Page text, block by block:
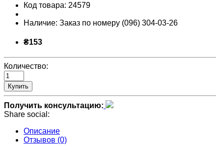
Код товара: 24579
Наличие: Заказ по номеру (096) 304-03-26
₴153
Количество:
Купить
Получить консультацию:
Share social:
Описание
Отзывов (0)